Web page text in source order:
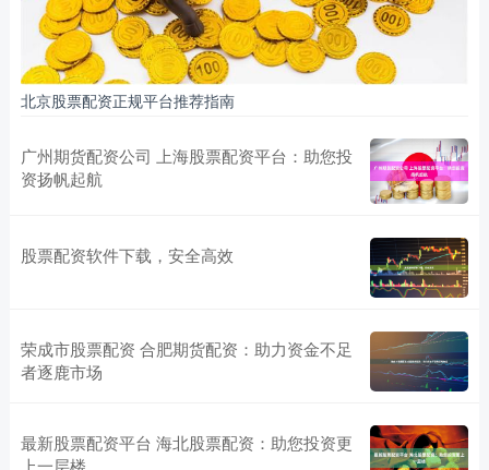
北京股票配资正规平台推荐指南
广州期货配资公司 上海股票配资平台：助您投
资扬帆起航
股票配资软件下载，安全高效
荣成市股票配资 合肥期货配资：助力资金不足
者逐鹿市场
最新股票配资平台 海北股票配资：助您投资更
上一层楼